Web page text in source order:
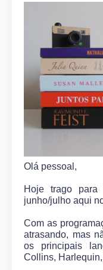
Olá pessoal,
Hoje trago
junho/julho aqui
Com as
atrasando, mas
os principais
Collins,